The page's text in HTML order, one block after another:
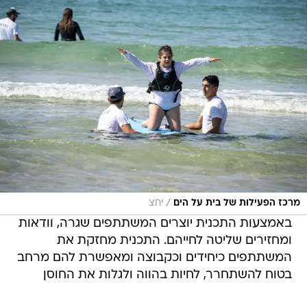
מרכז הפעילות של בית על הים / יחצ
באמצעות התכנית יוצרים המשתתפים שגרה, וודאות
ומחזירים שליטה לחייהם. התכנית מחזקת את
המשתתפים כיחידים וכקבוצה ומאפשרת להם מרחב
בטוח להשתחרר, לחיות בהווה ולגלות את החוסן